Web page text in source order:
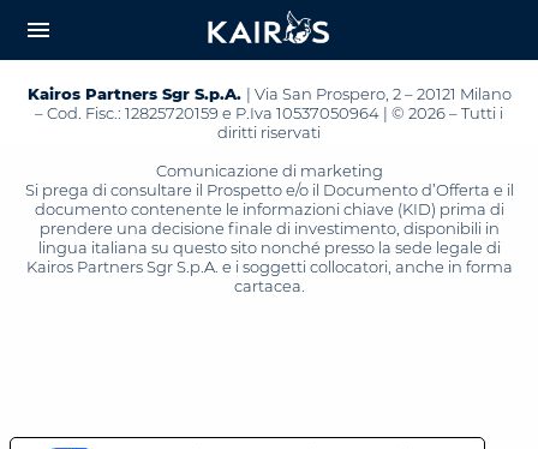
CONTENT
menu
Kairos Partners Sgr S.p.A. | Via San Prospero, 2 – 20121 Milano
– Cod. Fisc.: 12825720159 e P.Iva 10537050964 | © 2026 – Tutti i
diritti riservati
Comunicazione di marketing
Si prega di consultare il Prospetto e/o il Documento d’Offerta e il
documento contenente le informazioni chiave (KID) prima di
prendere una decisione finale di investimento, disponibili in
lingua italiana su questo sito nonché presso la sede legale di
Kairos Partners Sgr S.p.A. e i soggetti collocatori, anche in forma
cartacea.